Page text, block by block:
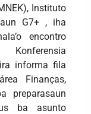
Instituto
G7+ , iha
encontro
informa fila
Finanças,
preparasaun
ba asunto